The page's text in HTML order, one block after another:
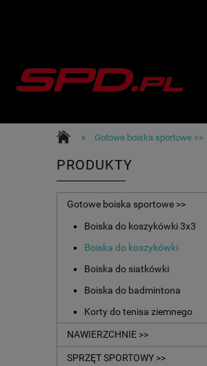
» Gotowe boiska sportowe >>
PRODUKTY
Gotowe boiska sportowe >>
Boiska do koszykówki 3x3
Boiska do koszykówki
Boiska do siatkówki
Boiska do badmintona
Korty do tenisa ziemnego
NAWIERZCHNIE >>
SPRZĘT SPORTOWY >>